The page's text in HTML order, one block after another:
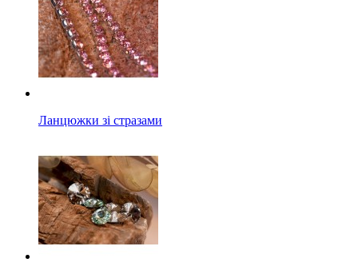
Ланцюжки зі стразами